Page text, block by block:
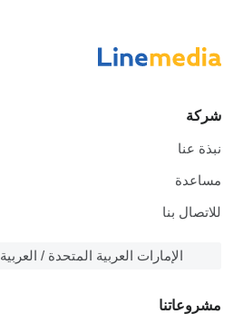
شركة
نبذة عنا
مساعدة
للاتصال بنا
الإمارات العربية المتحدة / العربية
مشروعاتنا